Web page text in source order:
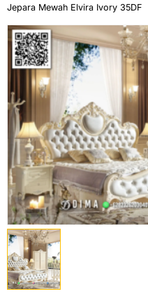
Jepara Mewah Elvira Ivory 35DF